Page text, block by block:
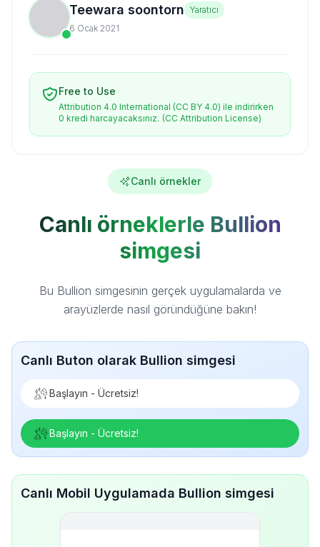
Teewara soontorn Yaratıcı
6 Ocak 2021
Free to Use
Attribution 4.0 International (CC BY 4.0) ile indirirken
0 kredi harcayacaksınız. (CC Attribution License)
Canlı örnekler
Canlı örneklerle Bullion
simgesi
Bu Bullion simgesinin gerçek uygulamalarda ve
arayüzlerde nasıl göründüğüne bakın!
Canlı Buton olarak Bullion simgesi
Başlayın - Ücretsiz!
Başlayın - Ücretsiz!
Canlı Mobil Uygulamada Bullion simgesi